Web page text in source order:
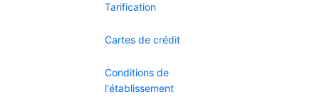
Tarification
Cartes de crédit
Conditions de
l'établissement